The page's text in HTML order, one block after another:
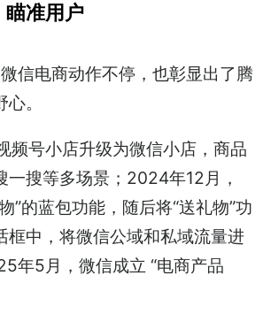
瞄准用户
信电商动作不停，也彰显出了腾
。
频号小店升级为微信小店，商品
一搜等多场景；2024年12月，
”的蓝包功能，随后将“送礼物”功
框中，将微信公域和私域流量进
年5月，微信成立 “电商产品